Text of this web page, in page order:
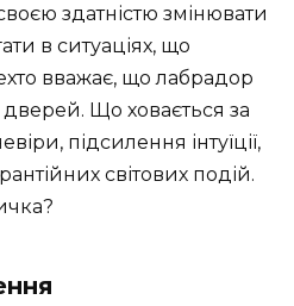
здатністю змінювати
в ситуаціях, що
вважає, що лабрадор
Що ховається за
підсилення інтуїції,
світових подій.